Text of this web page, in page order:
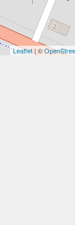
Leaflet| ©